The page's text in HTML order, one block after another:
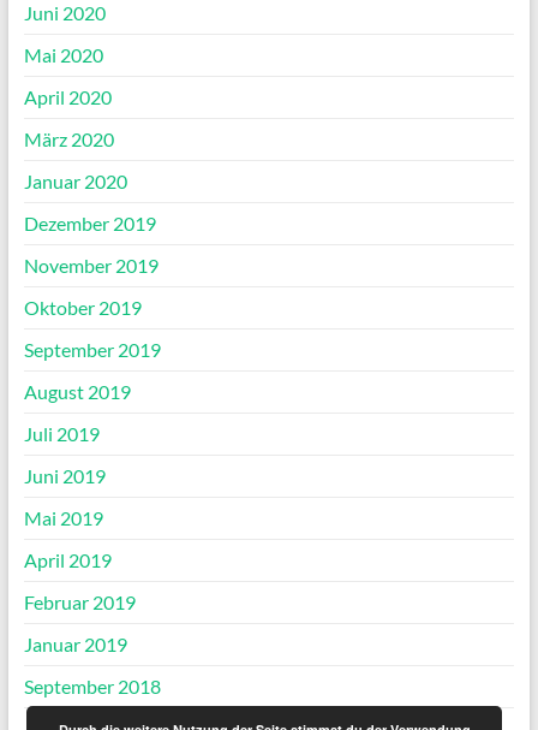
Juni 2020
Mai 2020
April 2020
März 2020
Januar 2020
Dezember 2019
November 2019
Oktober 2019
September 2019
August 2019
Juli 2019
Juni 2019
Mai 2019
April 2019
Februar 2019
Januar 2019
September 2018